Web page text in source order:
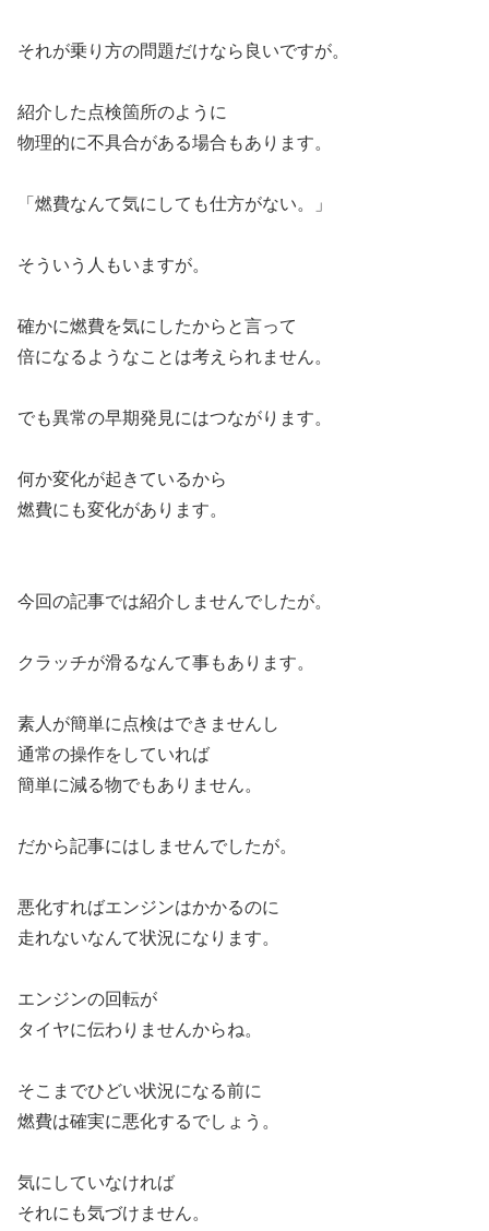
それが乗り方の問題だけなら良いですが。
紹介した点検箇所のように
物理的に不具合がある場合もあります。
「燃費なんて気にしても仕方がない。」
そういう人もいますが。
確かに燃費を気にしたからと言って
倍になるようなことは考えられません。
でも異常の早期発見にはつながります。
何か変化が起きているから
燃費にも変化があります。
今回の記事では紹介しませんでしたが。
クラッチが滑るなんて事もあります。
素人が簡単に点検はできませんし
通常の操作をしていれば
簡単に減る物でもありません。
だから記事にはしませんでしたが。
悪化すればエンジンはかかるのに
走れないなんて状況になります。
エンジンの回転が
タイヤに伝わりませんからね。
そこまでひどい状況になる前に
燃費は確実に悪化するでしょう。
気にしていなければ
それにも気づけません。